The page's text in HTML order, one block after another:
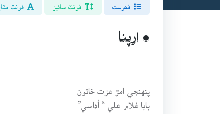
فونٽ سائيز فونٽ
• ارپنا
پنهنجي امڙ عزت خاتون
بابا غلام علي “ اُداسي”